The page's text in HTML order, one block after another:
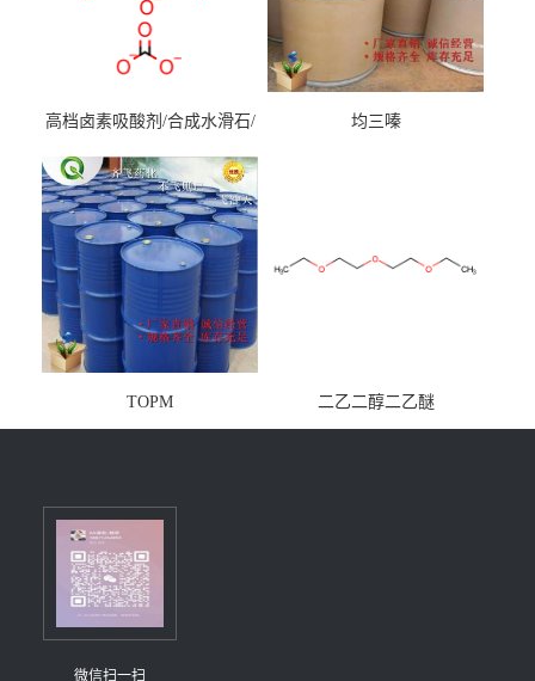
高档卤素吸酸剂/合成水滑石/
均三嗪
TOPM 二乙二醇二乙醚
微信扫一扫